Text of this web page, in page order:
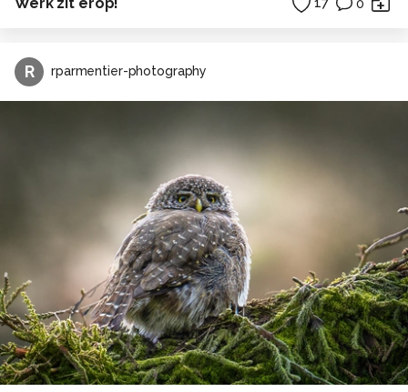
0
R rparmentier-photography